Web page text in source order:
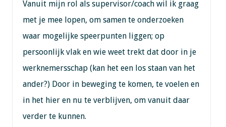
Vanuit mijn rol als supervisor/coach wil ik graag
met je mee lopen, om samen te onderzoeken
waar mogelijke speerpunten liggen; op
persoonlijk vlak en wie weet trekt dat door in je
werknemersschap (kan het een los staan van het
ander?) Door in beweging te komen, te voelen en
in het hier en nu te verblijven, om vanuit daar
verder te kunnen.